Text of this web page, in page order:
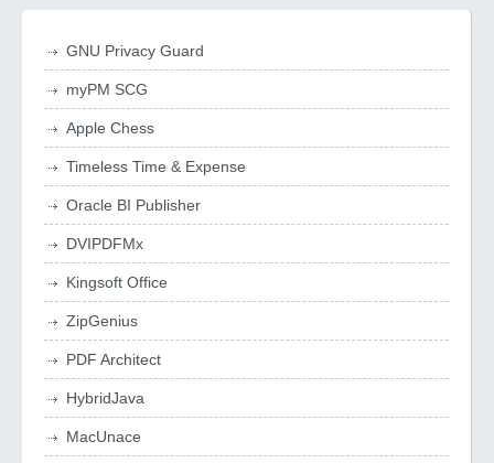
GNU Privacy Guard
myPM SCG
Apple Chess
Timeless Time & Expense
Oracle BI Publisher
DVIPDFMx
Kingsoft Office
ZipGenius
PDF Architect
HybridJava
MacUnace